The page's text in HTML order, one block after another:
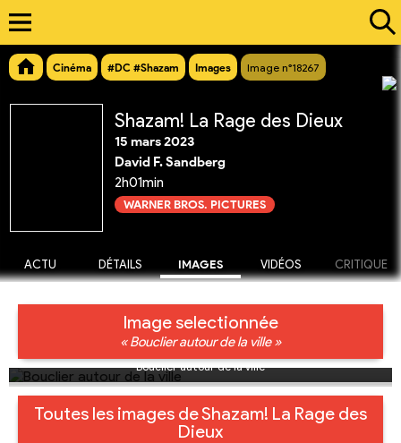
Cinéma #DC #Shazam Images Image n°18267
Shazam! La Rage des Dieux
15 mars 2023
David F. Sandberg
2h01min
WARNER BROS. PICTURES
ACTU DÉTAILS IMAGES VIDÉOS CRITIQUE
Image selectionnée
« Bouclier autour de la ville »
Bouclier autour de la ville
Toutes les images de Shazam! La Rage des
Dieux